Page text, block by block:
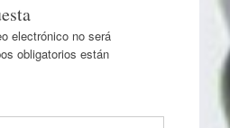
electrónico no será
obligatorios están